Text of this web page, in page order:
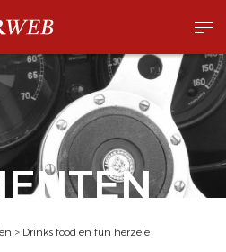
> Drinks food en fun herzele